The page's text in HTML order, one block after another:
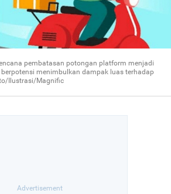
pembatasan potongan platform menjadi
menimbulkan dampak luas terhadap
Ilustrasi/Magnific